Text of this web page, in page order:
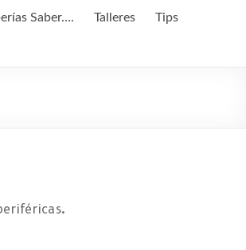
Saber…. Talleres Tips